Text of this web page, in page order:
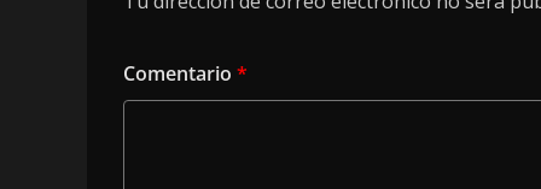
Comentario *